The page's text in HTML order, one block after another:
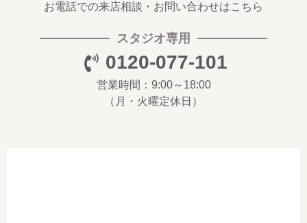
お電話での来店相談・お問い合わせはこちら
スタジオ専用
0120-077-101
営業時間：9:00～18:00
（月・火曜定休日）